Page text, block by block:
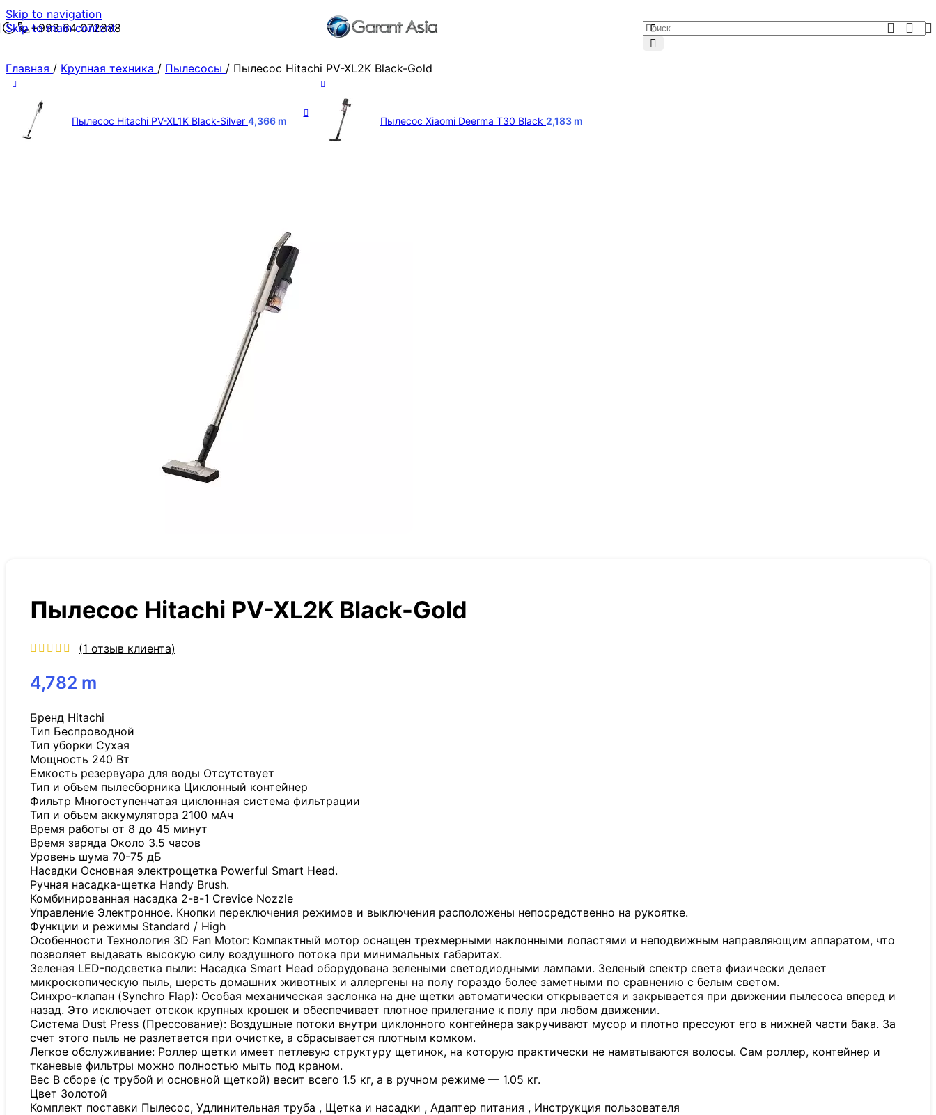
Skip to navigation
Skip to main content
+993 64 072888
Главная / Крупная техника / Пылесосы / Пылесос Hitachi PV-XL2K Black-Gold
Пылесос Hitachi PV-XL1K Black-Silver 4,366 m Пылесос Xiaomi Deerma T30 Black 2,183 m
Пылесос Hitachi PV-XL2K Black-Gold
(1 отзыв клиента)
4,782 m
Бренд Hitachi
Tип Беспроводной
Тип уборки Сухая
Мощность 240 Вт
Емкость резервуара для воды Отсутствует
Тип и объем пылесборника Циклонный контейнер
Фильтр Многоступенчатая циклонная система фильтрации
Тип и объем аккумулятора 2100 мАч
Время работы от 8 до 45 минут
Время заряда Около 3.5 часов
Уровень шума 70-75 дБ
Насадки Основная электрощетка Powerful Smart Head.
Ручная насадка-щетка Handy Brush.
Комбинированная насадка 2-в-1 Crevice Nozzle
Управление Электронное. Кнопки переключения режимов и выключения расположены непосредственно на рукоятке.
Функции и режимы Standard / High
Особенности Технология 3D Fan Motor: Компактный мотор оснащен трехмерными наклонными лопастями и неподвижным направляющим аппаратом, что
позволяет выдавать высокую силу воздушного потока при минимальных габаритах.
Зеленая LED-подсветка пыли: Насадка Smart Head оборудована зелеными светодиодными лампами. Зеленый спектр света физически делает
микроскопическую пыль, шерсть домашних животных и аллергены на полу гораздо более заметными по сравнению с белым светом.
Синхро-клапан (Synchro Flap): Особая механическая заслонка на дне щетки автоматически открывается и закрывается при движении пылесоса вперед и
назад. Это исключает отскок крупных крошек и обеспечивает плотное прилегание к полу при любом движении.
Система Dust Press (Прессование): Воздушные потоки внутри циклонного контейнера закручивают мусор и плотно прессуют его в нижней части бака. За
счет этого пыль не разлетается при очистке, а сбрасывается плотным комком.
Легкое обслуживание: Роллер щетки имеет петлевую структуру щетинок, на которую практически не наматываются волосы. Сам роллер, контейнер и
тканевые фильтры можно полностью мыть под краном.
Вес В сборе (с трубой и основной щеткой) весит всего 1.5 кг, а в ручном режиме — 1.05 кг.
Цвет Золотой
Комплект поставки Пылесос, Удлинительная труба , Щетка и насадки , Адаптер питания , Инструкция пользователя